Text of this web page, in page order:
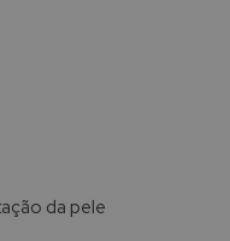
da pele